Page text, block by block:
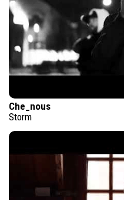
Che_nous
Storm